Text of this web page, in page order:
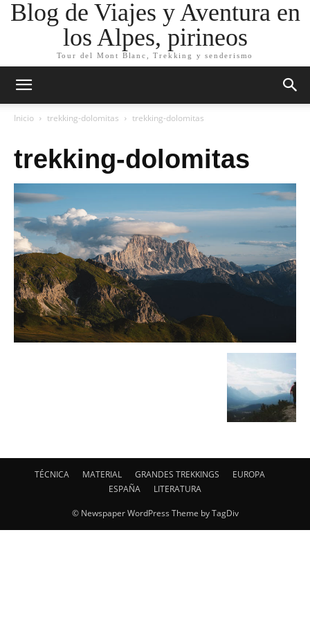
Blog de Viajes y Aventura en
los Alpes, pirineos
Tour del Mont Blanc, Trekking y senderismo
Inicio trekking-dolomitas trekking-dolomitas
trekking-dolomitas
TÉCNICA MATERIAL GRANDES TREKKINGS
EUROPA
ESPAÑA
LITERATURA
© Newspaper WordPress Theme by TagDiv